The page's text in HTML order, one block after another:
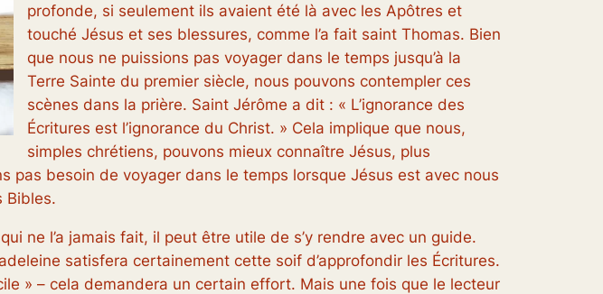
profonde, si seulement ils avaient été là avec les Apôtres et
touché Jésus et ses blessures, comme l’a fait saint Thomas. Bien
que nous ne puissions pas voyager dans le temps jusqu’à la
Terre Sainte du premier siècle, nous pouvons contempler ces
scènes dans la prière. Saint Jérôme a dit : « L’ignorance des
Écritures est l’ignorance du Christ. » Cela implique que nous,
simples chrétiens, pouvons mieux connaître Jésus, plus
pas besoin de voyager dans le temps lorsque Jésus est avec nous
Bibles.
ne l’a jamais fait, il peut être utile de s’y rendre avec un guide.
satisfera certainement cette soif d’approfondir les Écritures.
» – cela demandera un certain effort. Mais une fois que le lecteur